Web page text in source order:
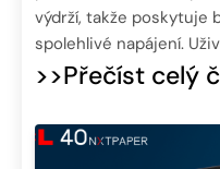
výdrží, takže poskytuje
spolehlivé napájení.
>>Přečíst celý